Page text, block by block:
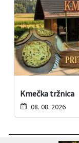
Kmečka tržnica
08. 08. 2026